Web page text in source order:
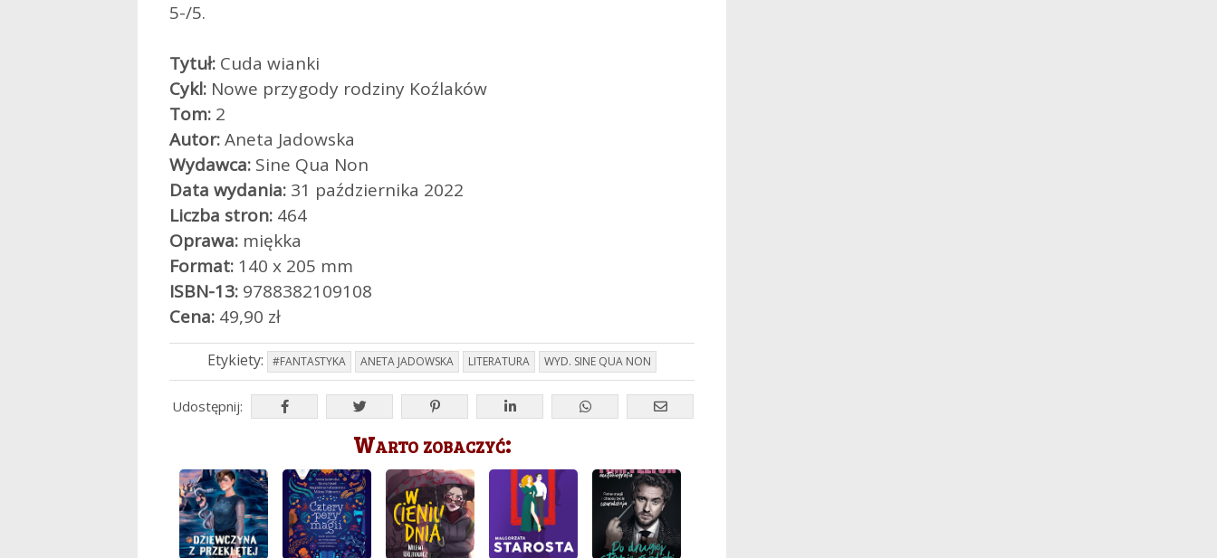
5-/5.
Tytuł: Cuda wianki
Cykl: Nowe przygody rodziny Koźlaków
Tom: 2
Autor:Aneta Jadowska
Wydawca: Sine Qua Non
Data wydania: 31 października 2022
Liczba stron: 464
Oprawa: miękka
Format: 140 x 205 mm
ISBN-13: 9788382109108
Cena: 49,90 zł
Etykiety: #FANTASTYKA ANETA JADOWSKA LITERATURA WYD. SINE QUA NON
Udostępnij:
Warto zobaczyć: